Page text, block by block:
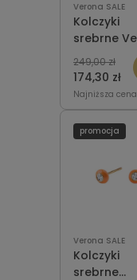
Verona SALE
Kolczyki
srebrne
KG53082 z
liście
174,30 zł
249,00 zł
Najniższa
Verona SALE
Kolczyki
srebrne
promocja